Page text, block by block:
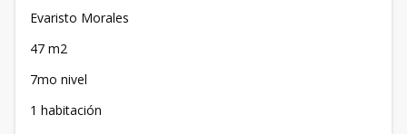
Evaristo Morales
47 m2
7mo nivel
1 habitación